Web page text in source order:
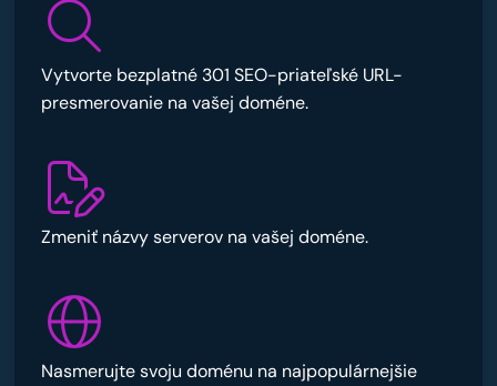
Vytvorte bezplatné 301 SEO-priateľské URL-
presmerovanie na vašej doméne.
Zmeniť názvy serverov na vašej doméne.
Nasmerujte svoju doménu na najpopulárnejšie